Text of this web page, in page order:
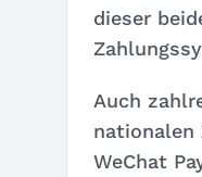
dieser
Auch
nationalen
WeChat